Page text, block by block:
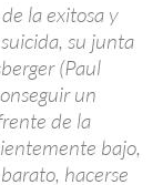
la exitosa y
su junta
(Paul
un
de la
bajo,
hacerse